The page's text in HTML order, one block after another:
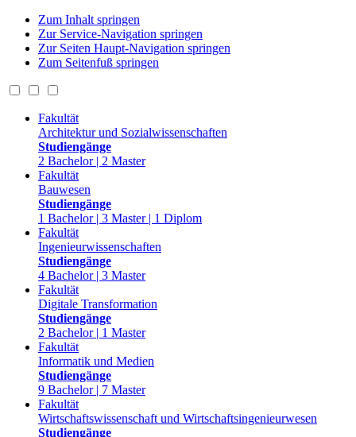
Zum Inhalt springen
Zur Service-Navigation springen
Zur Seiten Haupt-Navigation springen
Zum Seitenfuß springen
Fakultät
Architektur und Sozialwissenschaften
Studiengänge
2 Bachelor | 2 Master
Fakultät
Bauwesen
Studiengänge
1 Bachelor | 3 Master | 1 Diplom
Fakultät
Ingenieurwissenschaften
Studiengänge
4 Bachelor | 3 Master
Fakultät
Digitale Transformation
Studiengänge
2 Bachelor | 1 Master
Fakultät
Informatik und Medien
Studiengänge
9 Bachelor | 7 Master
Fakultät
Wirtschaftswissenschaft und Wirtschaftsingenieurwesen
Studiengänge